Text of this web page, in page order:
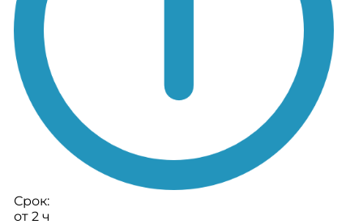
Срок:
от 2 ч